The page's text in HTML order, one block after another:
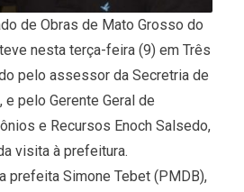
de Obras de Mato Grosso do
nesta terça-feira (9) em Três
pelo assessor da Secretria de
e pelo Gerente Geral de
e Recursos Enoch Salsedo,
visita à prefeitura.
prefeita Simone Tebet (PMDB),